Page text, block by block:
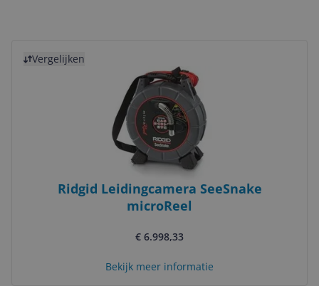
Vergelijken
Ridgid Leidingcamera SeeSnake
microReel
€ 6.998,33
Bekijk meer informatie